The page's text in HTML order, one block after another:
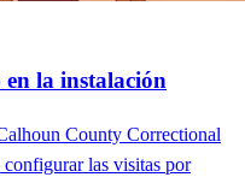
la instalación
County Correctional
las visitas por